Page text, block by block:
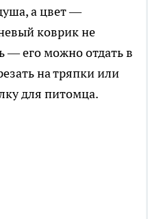
а цвет —
коврик не
— его можно отдать в
на тряпки или
для питомца.